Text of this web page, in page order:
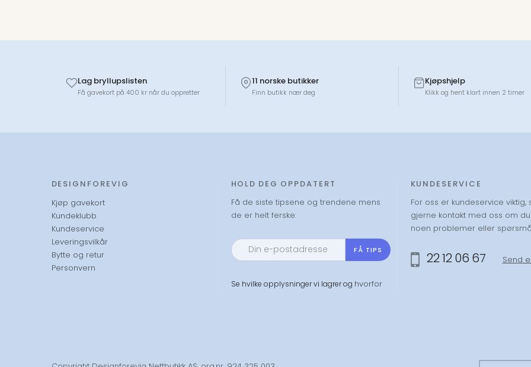
Lag bryllupslisten
Få gavekort på 400 kr når du oppretter
11 norske butikker
Finn butikk nær deg
Kjøpshjelp
Klikk og hent klart innen 2 timer
DESIGNFOREVIG
Kjøp gavekort
Kundeklubb
Kundeservice
Leveringsvilkår
Bytte og retur
Personvern
HOLD DEG OPPDATERT
Få de siste tipsene og trendene mens
de er helt ferske:
FÅ TIPS
Se hvilke opplysninger vi lagrer og hvorfor
KUNDESERVICE
For oss er kundeservice viktig,
gjerne kontakt med oss om
noen problemer eller
22 12 06 67 Send